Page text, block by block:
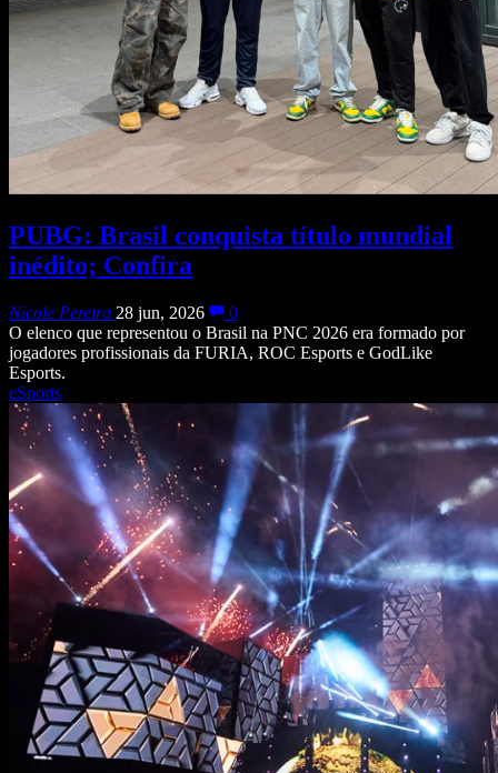
PUBG: Brasil conquista título mundial
inédito; Confira
Nicole Pereira 28 jun, 2026
0
O elenco que representou o Brasil na PNC 2026 era formado por
jogadores profissionais da FURIA, ROC Esports e GodLike
Esports.
eSports